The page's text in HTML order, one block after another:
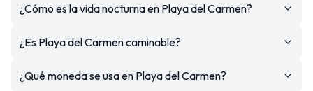
¿Cómo es la vida nocturna en Playa del Carmen?
¿Es Playa del Carmen caminable?
¿Qué moneda se usa en Playa del Carmen?